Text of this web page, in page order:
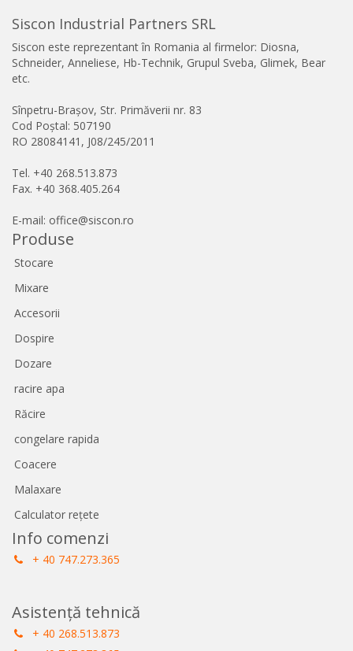
Siscon Industrial Partners SRL
Siscon este reprezentant în Romania al firmelor: Diosna,
Schneider, Anneliese, Hb-Technik, Grupul Sveba, Glimek, Bear
etc.
Sînpetru-Brașov, Str. Primăverii nr. 83
Cod Poștal: 507190
RO 28084141, J08/245/2011
Tel. +40 268.513.873
Fax. +40 368.405.264
E-mail: office@siscon.ro
Produse
Stocare
Mixare
Accesorii
Dospire
Dozare
racire apa
Răcire
congelare rapida
Coacere
Malaxare
Calculator rețete
Info comenzi
+ 40 747.273.365
Asistență tehnică
+ 40 268.513.873